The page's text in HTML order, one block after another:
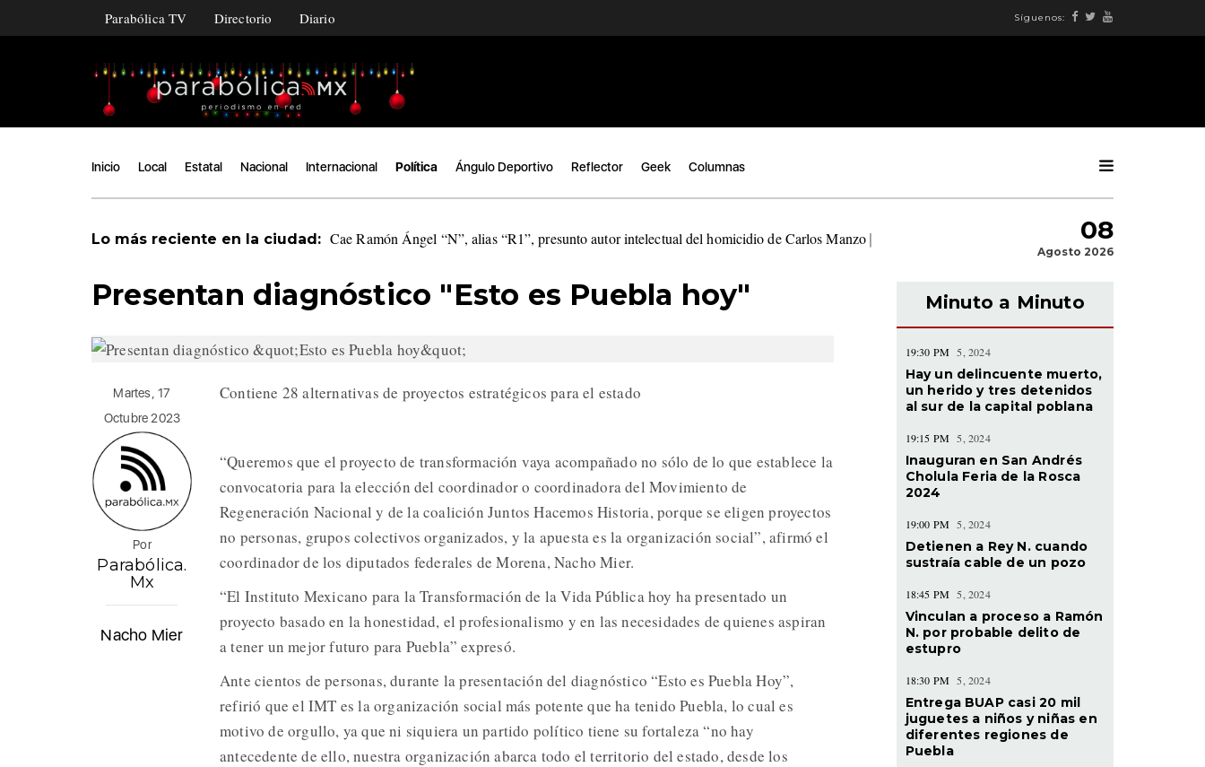
Parabólica TV Directorio Diario Síguenos:
Inicio Local Estatal Nacional Internacional Política Ángulo Deportivo Reflector Geek Columnas
Lo más reciente en la ciudad: Cae Ramón Ángel “N”, alias “R1”, presunto autor intelectual del homicidio de Carlos Manzo| 08
Agosto 2026
Presentan diagnóstico "Esto es Puebla hoy"
Martes, 17
Octubre 2023
Por
Parabólica.
Mx
Nacho Mier
Contiene 28 alternativas de proyectos estratégicos para el estado
“Queremos que el proyecto de transformación vaya acompañado no sólo de lo que establece la
convocatoria para la elección del coordinador o coordinadora del Movimiento de
Regeneración Nacional y de la coalición Juntos Hacemos Historia, porque se eligen proyectos
no personas, grupos colectivos organizados, y la apuesta es la organización social”, afirmó el
coordinador de los diputados federales de Morena, Nacho Mier.
“El Instituto Mexicano para la Transformación de la Vida Pública hoy ha presentado un
proyecto basado en la honestidad, el profesionalismo y en las necesidades de quienes aspiran
a tener un mejor futuro para Puebla” expresó.
Ante cientos de personas, durante la presentación del diagnóstico “Esto es Puebla Hoy”,
refirió que el IMT es la organización social más potente que ha tenido Puebla, lo cual es
motivo de orgullo, ya que ni siquiera un partido político tiene su fortaleza “no hay
antecedente de ello, nuestra organización abarca todo el territorio del estado, desde los
Minuto a Minuto
19:30 PM 5, 2024
Hay un delincuente muerto,
un herido y tres detenidos
al sur de la capital poblana
19:15 PM 5, 2024
Inauguran en San Andrés
Cholula Feria de la Rosca
2024
19:00 PM 5, 2024
Detienen a Rey N. cuando
sustraía cable de un pozo
18:45 PM 5, 2024
Vinculan a proceso a Ramón
N. por probable delito de
estupro
18:30 PM 5, 2024
Entrega BUAP casi 20 mil
juguetes a niños y niñas en
diferentes regiones de
Puebla